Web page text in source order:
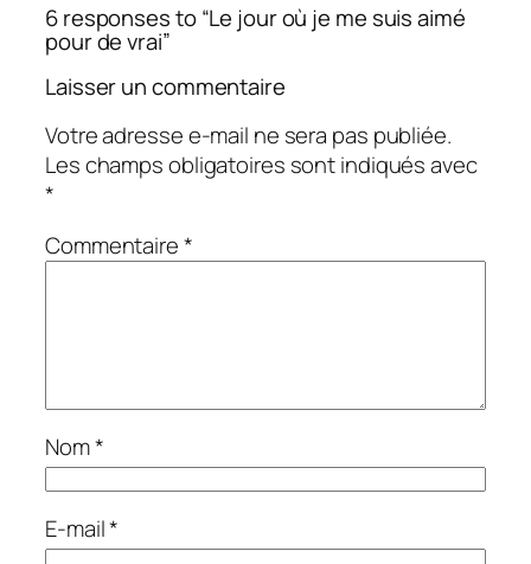
6 responses to “Le jour où je me suis aimé
pour de vrai”
Laisser un commentaire
Votre adresse e-mail ne sera pas publiée.
Les champs obligatoires sont indiqués avec
*
Commentaire*
Nom*
E-mail*